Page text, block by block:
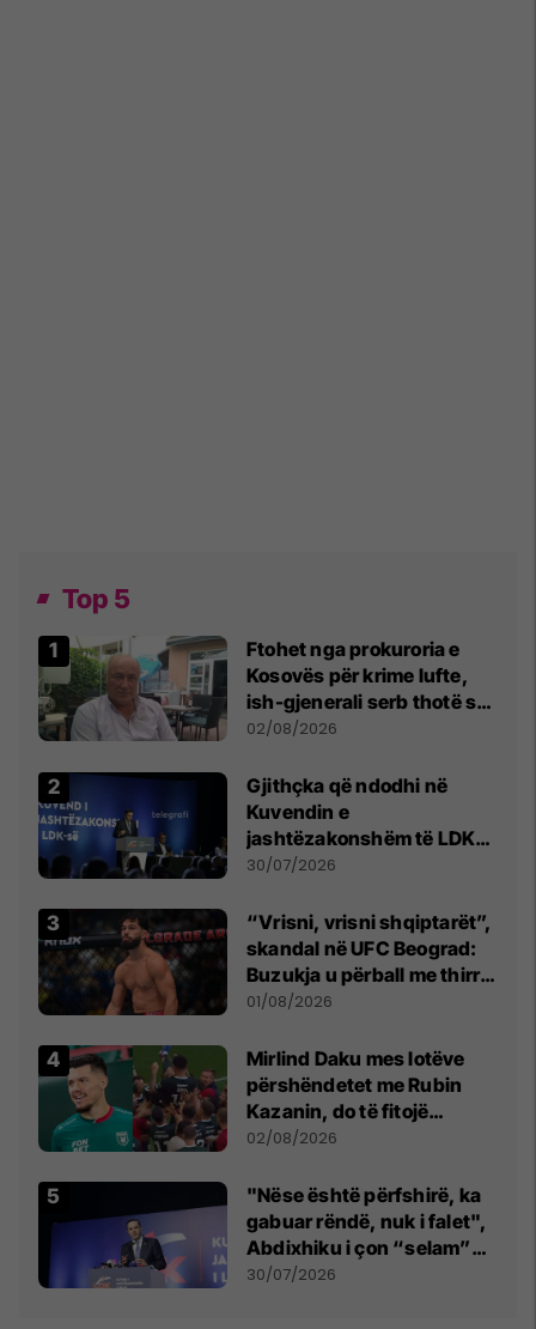
Top 5
Ftohet nga prokuroria e
Kosovës për krime lufte,
ish-gjenerali serb thotë se
dikush e tradhtoi në
02/08/2026
Gjithçka që ndodhi në
Kuvendin e
jashtëzakonshëm të LDK-
së
30/07/2026
“Vrisni, vrisni shqiptarët”,
skandal në UFC Beograd:
Buzukja u përball me thirrje
anti-shqiptare nga
01/08/2026
Mirlind Daku mes lotëve
përshëndetet me Rubin
Kazanin, do të fitojë
miliona te Spartak Moska
02/08/2026
"Nëse është përfshirë, ka
gabuar rëndë, nuk i falet",
Abdixhiku i çon “selam”
Përparim Ramës
30/07/2026